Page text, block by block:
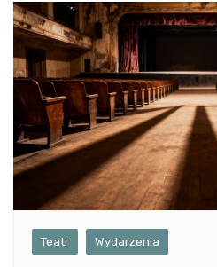
Teatr Wydarzenia